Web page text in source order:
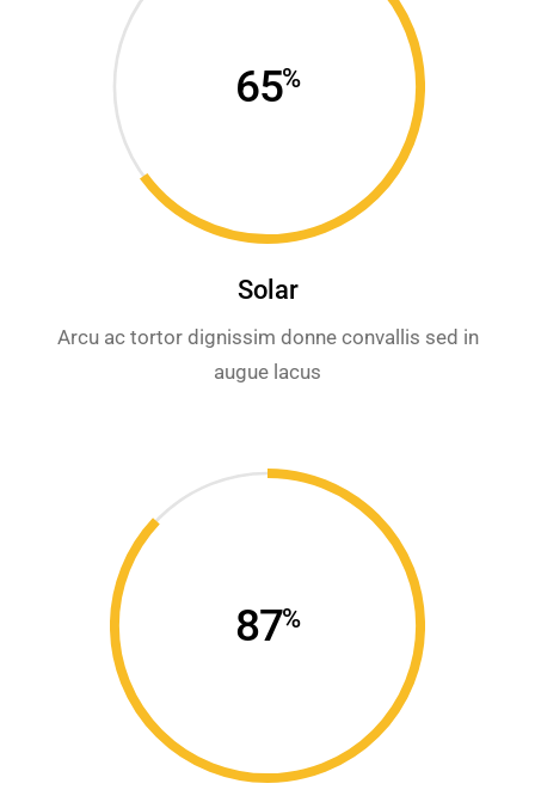
65%
Solar
Arcu ac tortor dignissim donne convallis sed in
augue lacus
87%